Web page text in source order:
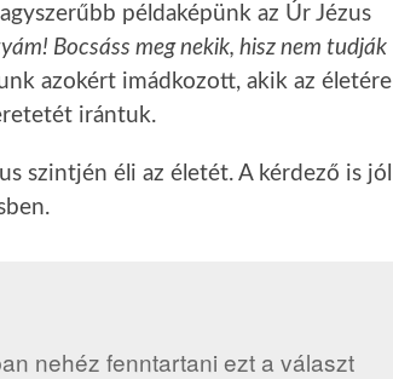
példaképünk az Úr Jézus
Bocsáss meg nekik, hisz nem tudják
azokért imádkozott, akik az életére
irántuk.
szintjén éli az életét. A kérdező is jól
nehéz fenntartani ezt a választ